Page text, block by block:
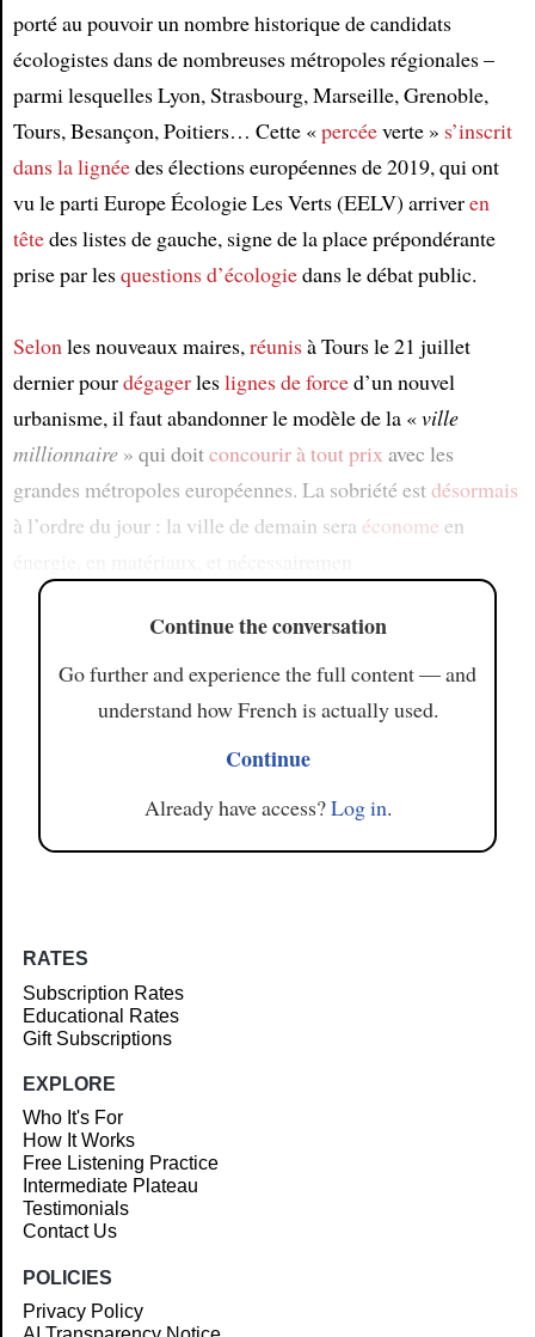
Article
porté au pouvoir un nombre historique de candidats
écologistes dans de nombreuses métropoles régionales –
parmi lesquelles Lyon, Strasbourg, Marseille, Grenoble,
Tours, Besançon, Poitiers… Cette «percéeverte » s’inscrit
dans la lignéedes élections européennes de 2019, qui ont
vu le parti Europe Écologie Les Verts (EELV) arriveren
têtedes listes de gauche, signe de la place prépondérante
prise par lesquestionsd’écologiedans le débat public.
Selonles nouveaux maires,réunisà Tours le 21 juillet
dernier pourdégagerleslignes de forced’un nouvel
urbanisme, il faut abandonner le modèle de la «ville
millionnaire» qui doitconcourirà tout prix avec les
grandes métropoles européennes. La sobriété estdésormais
à l’ordre du jour : la ville de demain sera économe en
Continue the conversation
Go further and experience the full content — and
understand how French is actually used.
Continue
Already have access?Log in.
RATES
Subscription Rates
Educational Rates
Gift Subscriptions
EXPLORE
Who It's For
How It Works
Free Listening Practice
Intermediate Plateau
Testimonials
Contact Us
POLICIES
Privacy Policy